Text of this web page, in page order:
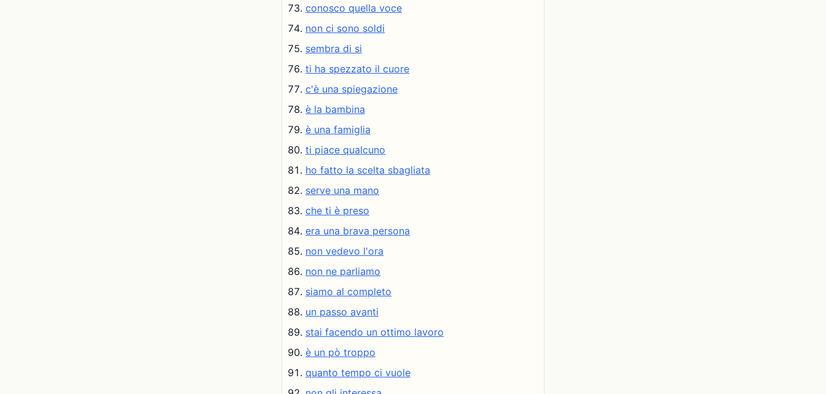
conosco quella voce
non ci sono soldi
sembra di si
ti ha spezzato il cuore
c'è una spiegazione
è la bambina
è una famiglia
ti piace qualcuno
ho fatto la scelta sbagliata
serve una mano
che ti è preso
era una brava persona
non vedevo l'ora
non ne parliamo
siamo al completo
un passo avanti
stai facendo un ottimo lavoro
è un pò troppo
quanto tempo ci vuole